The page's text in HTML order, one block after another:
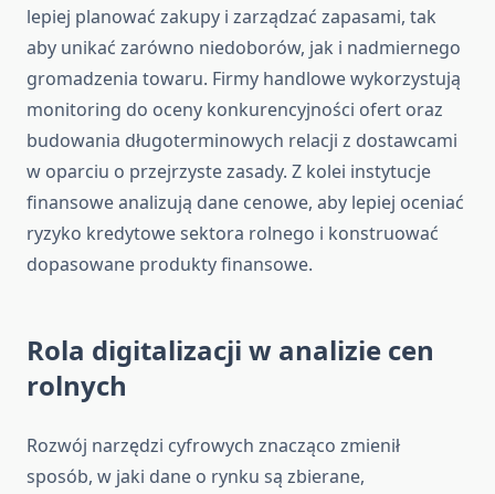
lepiej planować zakupy i zarządzać zapasami, tak
aby unikać zarówno niedoborów, jak i nadmiernego
gromadzenia towaru. Firmy handlowe wykorzystują
monitoring do oceny konkurencyjności ofert oraz
budowania długoterminowych relacji z dostawcami
w oparciu o przejrzyste zasady. Z kolei instytucje
finansowe analizują dane cenowe, aby lepiej oceniać
ryzyko kredytowe sektora rolnego i konstruować
dopasowane produkty finansowe.
Rola digitalizacji w analizie cen
rolnych
Rozwój narzędzi cyfrowych znacząco zmienił
sposób, w jaki dane o rynku są zbierane,